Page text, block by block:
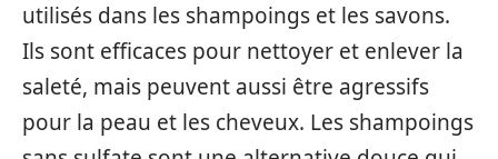
utilisés dans les shampoings et les savons.
Ils sont efficaces pour nettoyer et enlever la
saleté, mais peuvent aussi être agressifs
pour la peau et les cheveux. Les shampoings